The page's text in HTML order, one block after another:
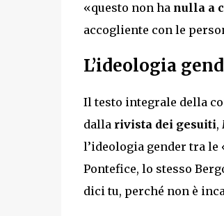
«questo non ha nulla a
accogliente con le
L’ideologia
Il testo integrale della
dalla rivista dei gesuiti,
l’ideologia gender tra
Pontefice, lo stesso
dici tu, perché non è